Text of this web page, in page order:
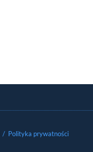
/ Polityka prywatności